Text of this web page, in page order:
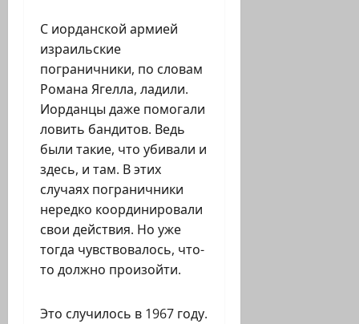
С иорданской армией
израильские
пограничники, по словам
Романа Ягелла, ладили.
Иорданцы даже помогали
ловить бандитов. Ведь
были такие, что убивали и
здесь, и там. В этих
случаях пограничники
нередко координировали
свои действия. Но уже
тогда чувствовалось, что-
то должно произойти.
Это случилось в 1967 году.